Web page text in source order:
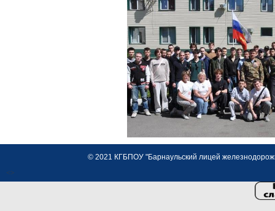
© 2021 КГБПОУ "Барнаульский лицей
<>